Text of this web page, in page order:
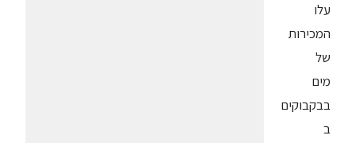
עלו
המכירות
של
מים
בבקבוקים
ב